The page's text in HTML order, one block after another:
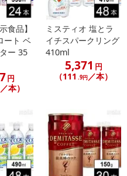
表示制度]の経過措置期間の終
・原材料の表記が旧表記の場
込みください。なお、本理由
交換は対応いたしかねます。
す。
かんたん決済)、ソフトバン
イ、AEON Pay、Amazon Pa
サイトへ遷移します。
た決済期限日にお支払いを完
食品】
ート ベ
ー 35
円
／本）
ミスティオ 塩とラ
イチスパークリング
410ml
5,371 円
（111 .9円／本）